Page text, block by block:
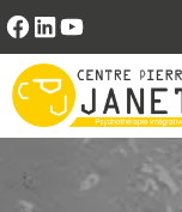
Aller
au
contenu
Facebook
LinkedIn
YouTube